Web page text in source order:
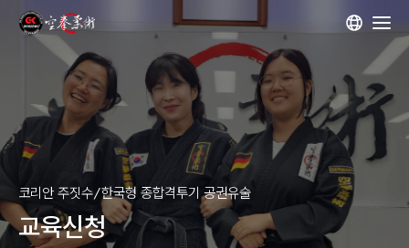
대한공권유술협회
프로그램 과정
공권유술 소개
도장입관
코리안 주짓수/한국형 종합격투기 공권유술
교육신청